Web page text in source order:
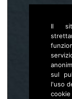
Il
sul
l'uso
cookie